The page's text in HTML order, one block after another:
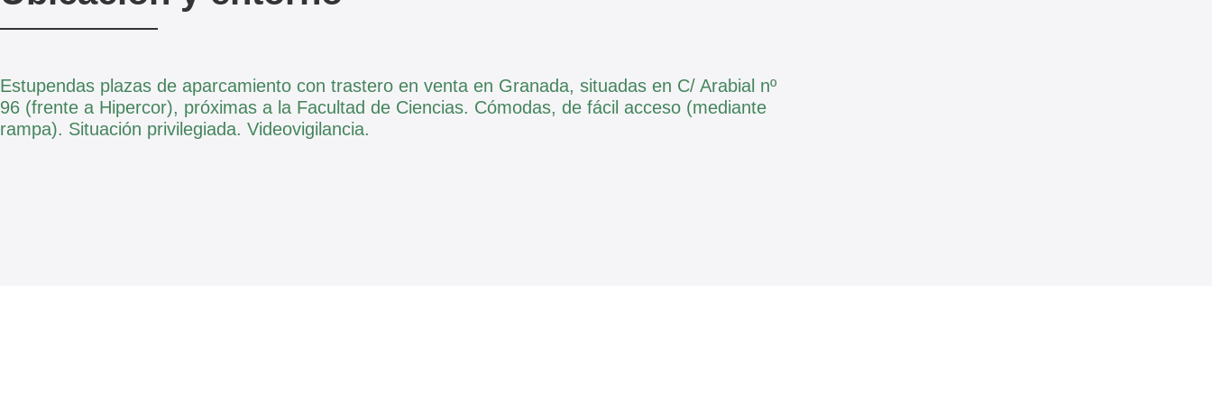
Estupendas plazas de aparcamiento con trastero en venta en Granada, situadas en C/ Arabial nº
96 (frente a Hipercor), próximas a la Facultad de Ciencias. Cómodas, de fácil acceso (mediante
rampa). Situación privilegiada. Videovigilancia.